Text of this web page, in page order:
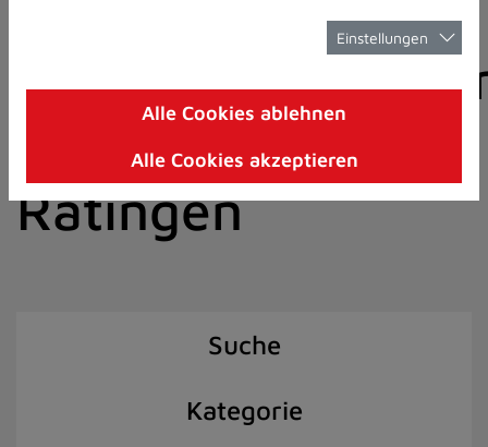
8)
I)
der Stadt
Ratingen
Suche
Kategorie
Einstellungen
Alle Cookies ablehnen
Alle Cookies akzeptieren